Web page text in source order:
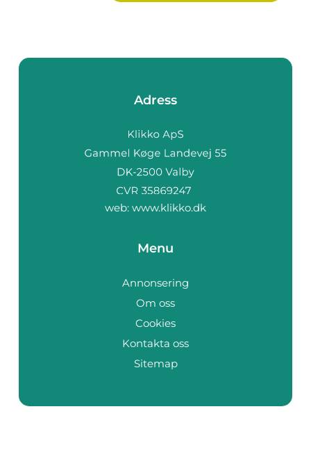
Adress
web: www.klikko.dk
Menu
Annonsering
Om oss
Cookies
Kontakta oss
Sitemap